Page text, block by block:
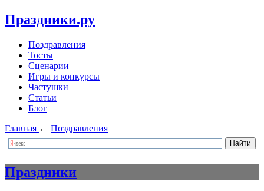
Праздники.ру
Поздравления
Тосты
Сценарии
Игры и конкурсы
Частушки
Статьи
Блог
Главная ← Поздравления
Праздники